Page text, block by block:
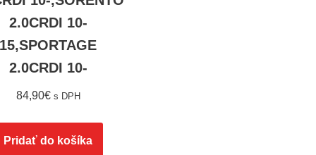
2.0CRDI 10-
15,SPORTAGE
2.0CRDI 10-
84,90€ s DPH
Pridať do košíka